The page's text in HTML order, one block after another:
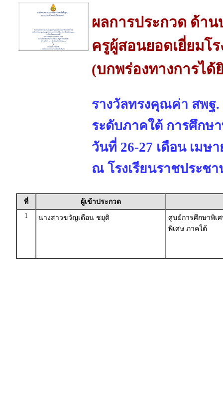
ผลการประกวด ด้าน
ครูผู้สอนยอดเยี่ยมโ
(บกพร่องทางการไ
รางวัลทรงคุณค่า สพฐ.
ระดับภาคใต้ การศึกษ
วันที่ 26-27 เดือน เมษ
ณ โรงเรียนราชประช
ที่
ผู้เข้าประกวด
1
นางสาวขวัญเดือน ชยุติ
ศูนย์การศึกษาพิเ
พิเศษ ภาคใต้